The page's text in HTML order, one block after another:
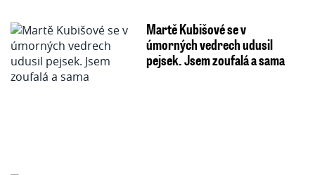
Martě Kubišové se v
úmorných vedrech udusil
pejsek. Jsem zoufalá a sama